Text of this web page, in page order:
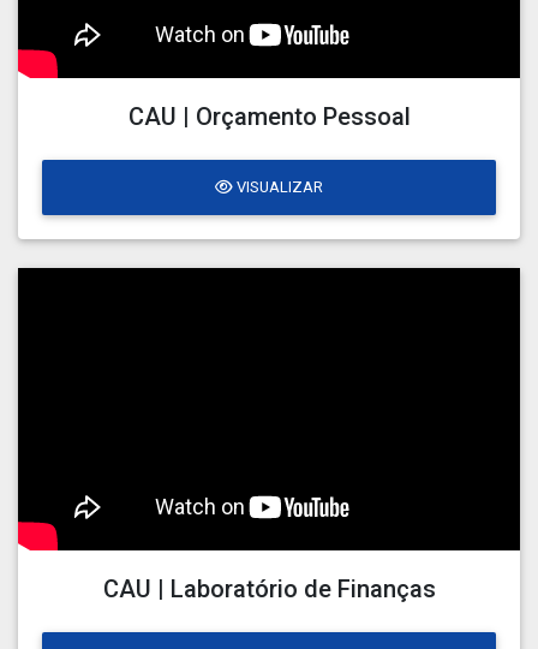
CAU | Orçamento Pessoal
VISUALIZAR
CAU | Laboratório de Finanças